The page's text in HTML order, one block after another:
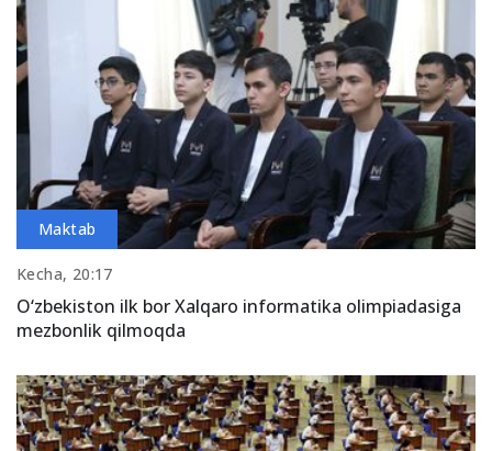
Maktab
Kecha, 20:17
O‘zbekiston ilk bor Xalqaro informatika olimpiadasiga
mezbonlik qilmoqda